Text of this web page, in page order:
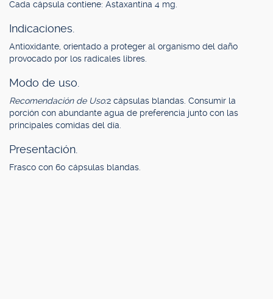
Cada cápsula contiene: Astaxantina 4 mg.
Indicaciones.
Antioxidante, orientado a proteger al organismo del daño
provocado por los radicales libres.
Modo de uso.
Recomendación de Uso:2 cápsulas blandas. Consumir la
porción con abundante agua de preferencia junto con las
principales comidas del día.
Presentación.
Frasco con 60 cápsulas blandas.